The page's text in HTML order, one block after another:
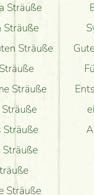
Sträuße
Sträuße
Sträuße
Sträuße
Sträuße
Sträuße